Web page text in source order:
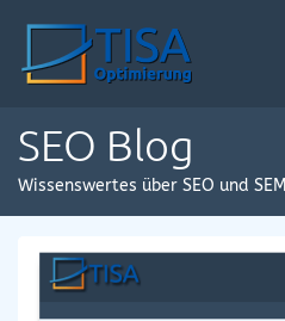
SEO Blog
Wissenswertes über SEO und SEM